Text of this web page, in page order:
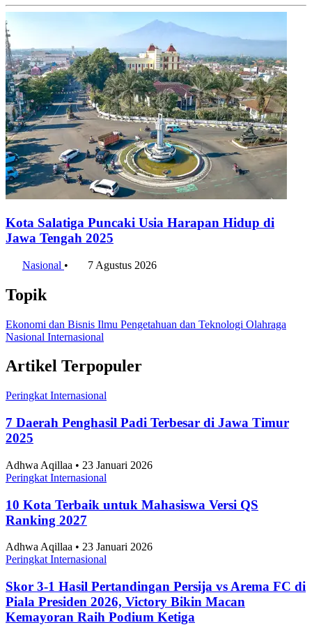
Kota Salatiga Puncaki Usia Harapan Hidup di
Jawa Tengah 2025
Nasional • 7 Agustus 2026
Topik
Ekonomi dan Bisnis Ilmu Pengetahuan dan Teknologi Olahraga
Nasional Internasional
Artikel Terpopuler
Peringkat Internasional
7 Daerah Penghasil Padi Terbesar di Jawa Timur
2025
Adhwa Aqillaa • 23 Januari 2026
Peringkat Internasional
10 Kota Terbaik untuk Mahasiswa Versi QS
Ranking 2027
Adhwa Aqillaa • 23 Januari 2026
Peringkat Internasional
Skor 3-1 Hasil Pertandingan Persija vs Arema FC di
Piala Presiden 2026, Victory Bikin Macan
Kemayoran Raih Podium Ketiga